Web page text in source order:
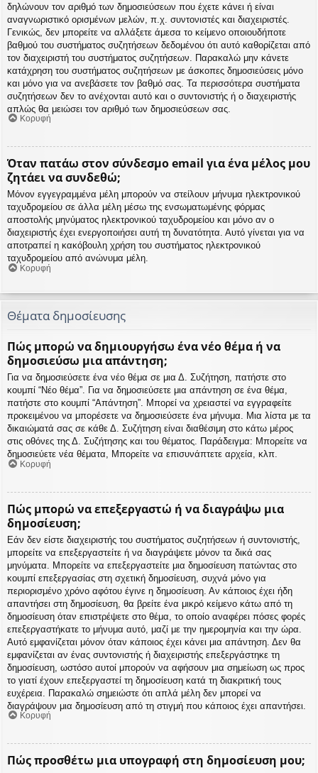
δηλώνουν τον αριθμό των δημοσιεύσεων που έχετε κάνει ή είναι
αναγνωριστικό ορισμένων μελών, π.χ. συντονιστές και διαχειριστές.
Γενικώς, δεν μπορείτε να αλλάξετε άμεσα το κείμενο οποιουδήποτε
βαθμού του συστήματος συζητήσεων δεδομένου ότι αυτό καθορίζεται από
τον διαχειριστή του συστήματος συζητήσεων. Παρακαλώ μην κάνετε
κατάχρηση του συστήματος συζητήσεων με άσκοπες δημοσιεύσεις μόνο
και μόνο για να ανεβάσετε τον βαθμό σας. Τα περισσότερα συστήματα
συζητήσεων δεν το ανέχονται αυτό και ο συντονιστής ή ο διαχειριστής
απλώς θα μειώσει τον αριθμό των δημοσιεύσεων σας.
Κορυφή
Όταν πατάω στον σύνδεσμο email για ένα μέλος μου
ζητάει να συνδεθώ;
Μόνον εγγεγραμμένα μέλη μπορούν να στείλουν μήνυμα ηλεκτρονικού
ταχυδρομείου σε άλλα μέλη μέσω της ενσωματωμένης φόρμας
αποστολής μηνύματος ηλεκτρονικού ταχυδρομείου και μόνο αν ο
διαχειριστής έχει ενεργοποιήσει αυτή τη δυνατότητα. Αυτό γίνεται για να
αποτραπεί η κακόβουλη χρήση του συστήματος ηλεκτρονικού
ταχυδρομείου από ανώνυμα μέλη.
Κορυφή
Θέματα δημοσίευσης
Πώς μπορώ να δημιουργήσω ένα νέο θέμα ή να
δημοσιεύσω μια απάντηση;
Για να δημοσιεύσετε ένα νέο θέμα σε μια Δ. Συζήτηση, πατήστε στο
κουμπί “Νέο θέμα”. Για να δημοσιεύσετε μια απάντηση σε ένα θέμα,
πατήστε στο κουμπί “Απάντηση”. Μπορεί να χρειαστεί να εγγραφείτε
προκειμένου να μπορέσετε να δημοσιεύσετε ένα μήνυμα. Μια λίστα με τα
δικαιώματά σας σε κάθε Δ. Συζήτηση είναι διαθέσιμη στο κάτω μέρος
στις οθόνες της Δ. Συζήτησης και του θέματος. Παράδειγμα: Μπορείτε να
δημοσιεύετε νέα θέματα, Μπορείτε να επισυνάπτετε αρχεία, κλπ.
Κορυφή
Πώς μπορώ να επεξεργαστώ ή να διαγράψω μια
δημοσίευση;
Εάν δεν είστε διαχειριστής του συστήματος συζητήσεων ή συντονιστής,
μπορείτε να επεξεργαστείτε ή να διαγράψετε μόνον τα δικά σας
μηνύματα. Μπορείτε να επεξεργαστείτε μια δημοσίευση πατώντας στο
κουμπί επεξεργασίας στη σχετική δημοσίευση, συχνά μόνο για
περιορισμένο χρόνο αφότου έγινε η δημοσίευση. Αν κάποιος έχει ήδη
απαντήσει στη δημοσίευση, θα βρείτε ένα μικρό κείμενο κάτω από τη
δημοσίευση όταν επιστρέψετε στο θέμα, το οποίο αναφέρει πόσες φορές
επεξεργαστήκατε το μήνυμα αυτό, μαζί με την ημερομηνία και την ώρα.
Αυτό εμφανίζεται μόνον όταν κάποιος έχει κάνει μια απάντηση. Δεν θα
εμφανίζεται αν ένας συντονιστής ή διαχειριστής επεξεργάστηκε τη
δημοσίευση, ωστόσο αυτοί μπορούν να αφήσουν μια σημείωση ως προς
το γιατί έχουν επεξεργαστεί τη δημοσίευση κατά τη διακριτική τους
ευχέρεια. Παρακαλώ σημειώστε ότι απλά μέλη δεν μπορεί να
διαγράψουν μια δημοσίευση από τη στιγμή που κάποιος έχει απαντήσει.
Κορυφή
Πώς προσθέτω μια υπογραφή στη δημοσίευση μου;